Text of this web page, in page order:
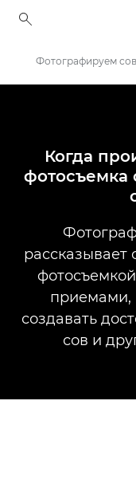
Истории
Когда
фотосъемка
рассказывает
приемами,
создавать
сов и